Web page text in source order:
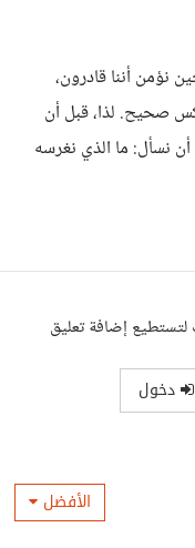
نؤمن أننا قادرون،
صحيح. لذا، قبل أن
أن نسأل: ما الذي نغرسه
إضافة تعليق
دخول
الأفضل